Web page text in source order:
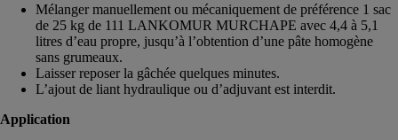
Mélanger manuellement ou mécaniquement de préférence 1 sac
de 25 kg de 111 LANKOMUR MURCHAPE avec 4,4 à 5,1
litres d’eau propre, jusqu’à l’obtention d’une pâte homogène
sans grumeaux.
Laisser reposer la gâchée quelques minutes.
L’ajout de liant hydraulique ou d’adjuvant est interdit.
Application